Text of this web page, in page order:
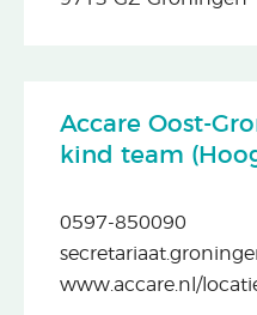
Accare Oost-
kind team
0597-850090
www.accare.nl/